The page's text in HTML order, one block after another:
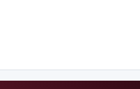
21 адамға
түрме